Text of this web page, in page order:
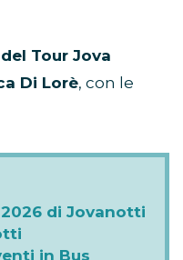
Tour Jova
Di Lorè, con le
di Jovanotti
in Bus